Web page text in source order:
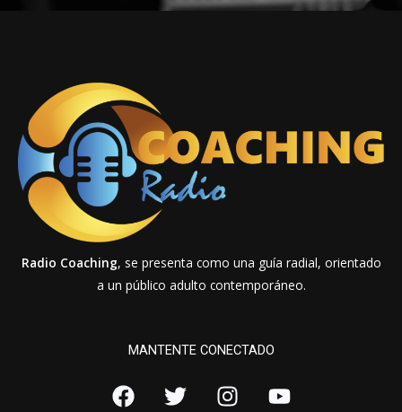
Radio Coaching, se presenta como una guía radial, orientado
a un público adulto contemporáneo.
MANTENTE CONECTADO